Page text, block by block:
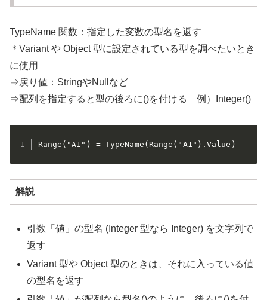
TypeName 関数：指定した変数の型名を返す
＊Variant や Object 型に設定されている型を調べたいとき
に使用
⇒戻り値：StringやNullなど
⇒配列を指定すると型の後ろに()を付ける 例）Integer()
Range("A1") = TypeName(Range("A1").Value)
解説
引数「値」の型名 (Integer 型なら Integer) を文字列で
返す
Variant 型や Object 型のときは、それに入っている値
の型名を返す